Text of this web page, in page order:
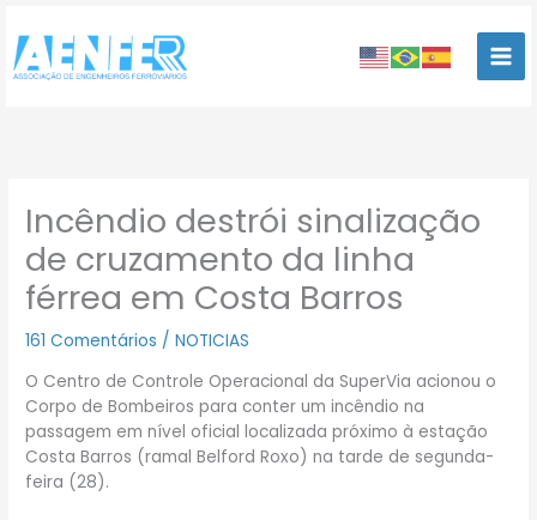
para
conteúdo
Incêndio destrói sinalização
de cruzamento da linha
férrea em Costa Barros
161 Comentários /NOTICIAS
O Centro de Controle Operacional da SuperVia acionou o
Corpo de Bombeiros para conter um incêndio na
passagem em nível oficial localizada próximo à estação
Costa Barros (ramal Belford Roxo) na tarde de segunda-
feira (28).